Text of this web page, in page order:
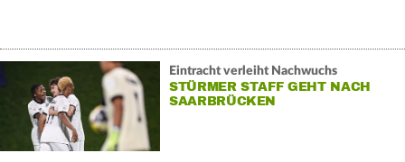
Eintracht verleiht Nachwuchs
STÜRMER STAFF GEHT NACH
SAARBRÜCKEN